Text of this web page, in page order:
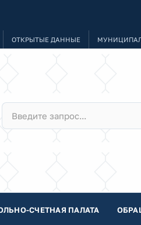
ОТКРЫТЫЕ ДАННЫЕ
СЧЕТНАЯ ПАЛАТА